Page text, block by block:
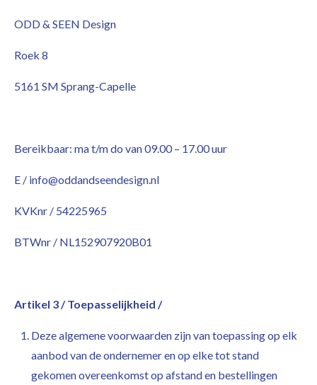
ODD & SEEN Design
Roek 8
5161 SM Sprang-Capelle
Bereikbaar: ma t/m do van 09.00 – 17.00 uur
E / info@oddandseendesign.nl
KVKnr / 54225965
BTWnr / NL152907920B01
Artikel 3 / Toepasselijkheid /
Deze algemene voorwaarden zijn van toepassing op elk
aanbod van de ondernemer en op elke tot stand
gekomen overeenkomst op afstand en bestellingen